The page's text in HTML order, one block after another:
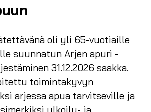
oli yli 65-vuotiaille
suunnatun Arjen apuri -
31.12.2026 saakka.
toimintakyvyn
arjessa apua tarvitseville ja